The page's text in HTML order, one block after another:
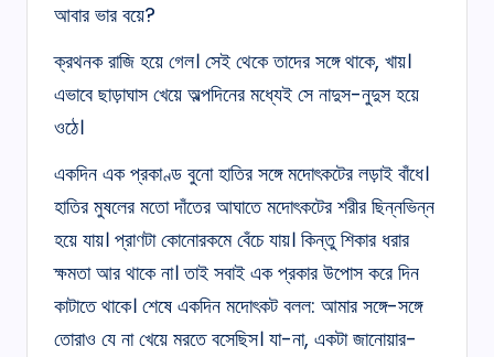
আবার ভার বয়ে?
ক্রথনক রাজি হয়ে গেল। সেই থেকে তাদের সঙ্গে থাকে, খায়।
এভাবে ছাড়াঘাস খেয়ে অল্পদিনের মধ্যেই সে নাদুস-নুদুস হয়ে
ওঠে।
একদিন এক প্রকাণ্ড বুনো হাতির সঙ্গে মদোৎকটের লড়াই বাঁধে।
হাতির মুষলের মতো দাঁতের আঘাতে মদোৎকটের শরীর ছিন্নভিন্ন
হয়ে যায়। প্রাণটা কোনোরকমে বেঁচে যায়। কিন্তু শিকার ধরার
ক্ষমতা আর থাকে না। তাই সবাই এক প্রকার উপোস করে দিন
কাটাতে থাকে। শেষে একদিন মদোৎকট বলল: আমার সঙ্গে-সঙ্গে
তোরাও যে না খেয়ে মরতে বসেছিস। যা-না, একটা জানোয়ার-